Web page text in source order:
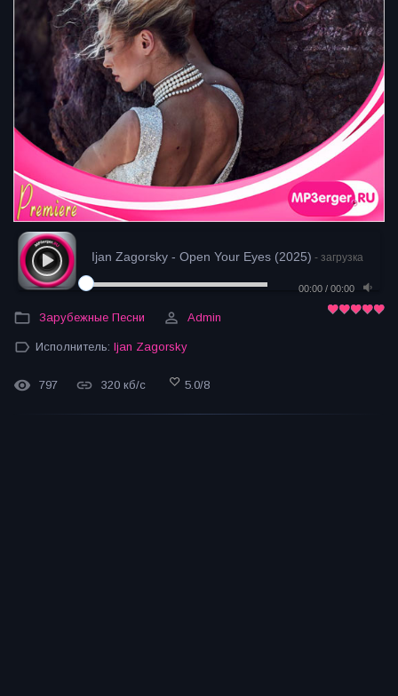
Ijan Zagorsky - Open Your Eyes (2025) - загрузка
00:00 / 00:00
Зарубежные Песни Admin
Исполнитель: Ijan Zagorsky
797 320 кб/с 5.0/8